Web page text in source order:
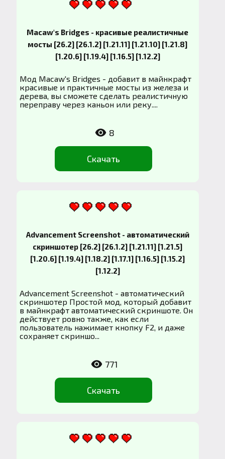
Macaw's Bridges - красивые реалистичные
мосты [26.2] [26.1.2] [1.21.11] [1.21.10] [1.21.8]
[1.20.6] [1.19.4] [1.16.5] [1.12.2]
Мод Macaw's Bridges - добавит в майнкрафт
красивые и практичные мосты из железа и
дерева, вы сможете сделать реалистичную
переправу через каньон или реку....
Скачать
8
Advancement Screenshot - автоматический
скриншотер [26.2] [26.1.2] [1.21.11] [1.21.5]
[1.20.6] [1.19.4] [1.18.2] [1.17.1] [1.16.5] [1.15.2]
[1.12.2]
Advancement Screenshot - автоматический
скриншотер Простой мод, который добавит
в майнкрафт автоматический скриншоте. Он
действует ровно также, как если
пользователь нажимает кнопку F2, и даже
сохраняет скриншо...
Скачать
771